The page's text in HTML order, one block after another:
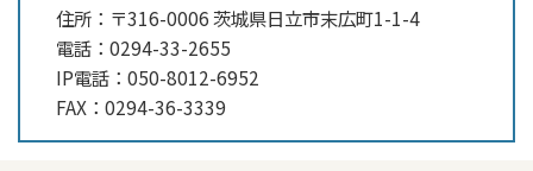
住所： 〒316-0006 茨城県日立市末広町1-1-4
電話： 0294-33-2655
IP電話： 050-8012-6952
FAX： 0294-36-3339